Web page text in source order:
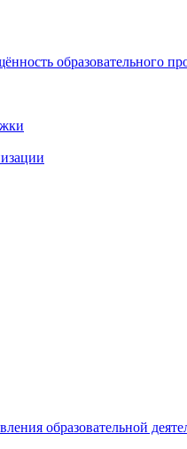
образовательного
образовательной